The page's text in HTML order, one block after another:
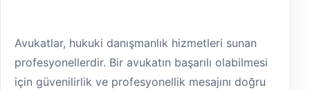
Avukatlar, hukuki danışmanlık hizmetleri sunan
profesyonellerdir. Bir avukatın başarılı olabilmesi
için güvenilirlik ve profesyonellik mesajını doğru